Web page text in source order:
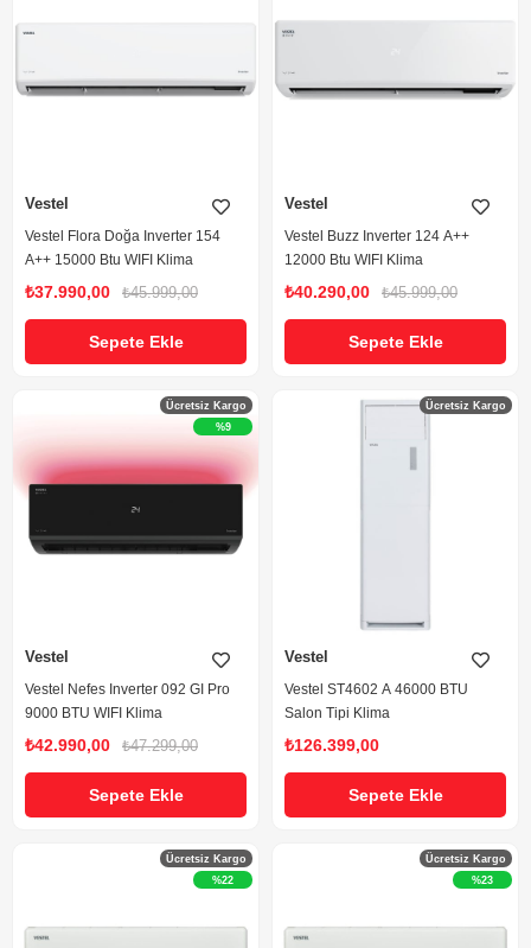
Vestel
Vestel Flora Doğa Inverter 154
A++ 15000 Btu WIFI Klima
₺37.990,00 ₺45.999,00
Sepete Ekle
Vestel
Vestel Buzz Inverter 124 A++
12000 Btu WIFI Klima
₺40.290,00 ₺45.999,00
Sepete Ekle
Vestel
Vestel Nefes Inverter 092 GI Pro
9000 BTU WIFI Klima
₺42.990,00 ₺47.299,00
Sepete Ekle
Ücretsiz Kargo
%9
Vestel
Vestel ST4602 A 46000 BTU
Salon Tipi Klima
₺126.399,00
Sepete Ekle
Ücretsiz Kargo
Ücretsiz Kargo
%22
Ücretsiz Kargo
%23